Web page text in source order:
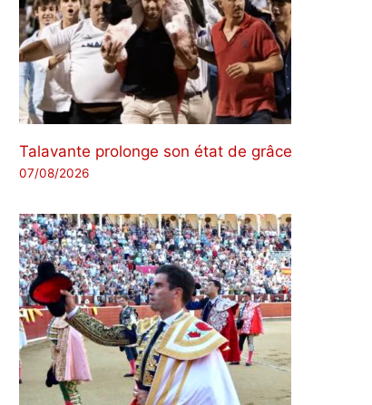
Talavante prolonge son état de grâce
07/08/2026